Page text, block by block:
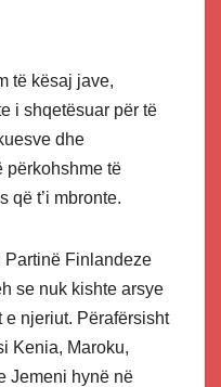
të kësaj jave,
i shqetësuar për të
dhe
përkohshme të
që t’i mbronte.
Partinë Finlandeze
se nuk kishte arsye
e njeriut. Përafërsisht
Kenia, Maroku,
Jemeni hynë në